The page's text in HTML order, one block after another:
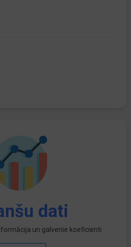
dati
un galvenie koeficienti